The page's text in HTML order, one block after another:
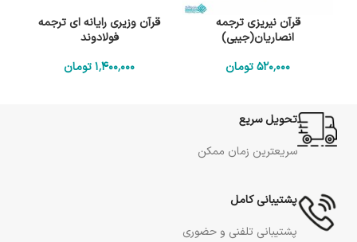
قرآن نیریزی ترجمه
انصاریان(جیبی)
520٬000تومان
قرآن وزیری رایانه ای ترجمه
فولادوند
1٬400٬000تومان
تحویل سریع
سریعترین زمان ممکن
پشتیبانی کامل
پشتیبانی تلفنی و حضوری